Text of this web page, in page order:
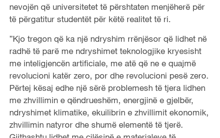
nevojën që universitetet të përshtaten menjëherë për
të përgatitur studentët për këtë realitet të ri.
”Kjo tregon që ka një ndryshim rrënjësor që lidhet në
radhë të parë me ndryshimet teknologjike kryesisht
me inteligjencën artificiale, me atë që ne e quajmë
revolucioni katër zero, por dhe revolucioni pesë zero.
Përtej kësaj edhe një sërë problemesh të tjera lidhen
me zhvillimin e qëndrueshëm, energjinë e gjelbër,
ndryshimet klimatike, ekuilibrin e zhvillimit ekonomik,
zhvillimin natyror dhe shumë elementë të tjerë.